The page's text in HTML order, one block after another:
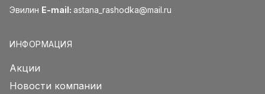
Эвилин E-mail: astana_rashodka@mail.ru
ИНФОРМАЦИЯ
Акции
Новости компании